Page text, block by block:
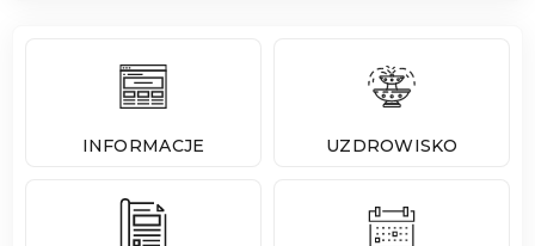
INFORMACJE UZDROWISKO